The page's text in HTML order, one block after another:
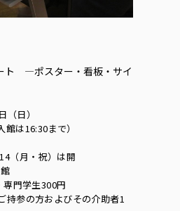
ト —ポスター・看板・サイ
日）
は16:30まで）
（月・祝）は開
門学生300円
持参の方およびその介助者1